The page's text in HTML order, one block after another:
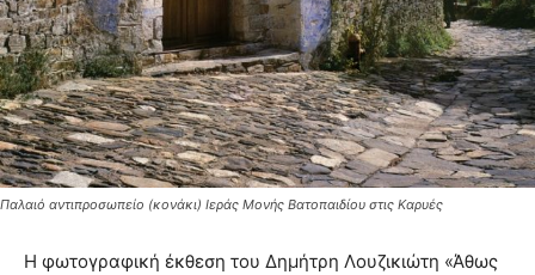
Παλαιό αντιπροσωπείο (κονάκι) Ιεράς Μονής Βατοπαιδίου στις Καρυές
Η φωτογραφική έκθεση του Δημήτρη Λουζικιώτη «Άθως